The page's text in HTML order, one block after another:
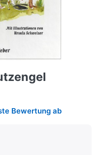
Bewertung ab